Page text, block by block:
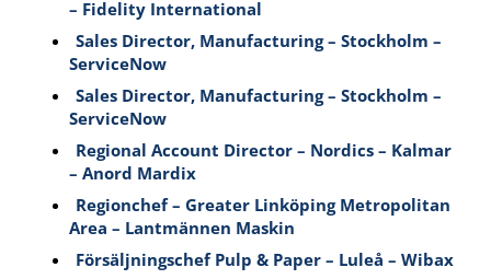
– Fidelity International
Sales Director, Manufacturing – Stockholm –
ServiceNow
Sales Director, Manufacturing – Stockholm –
ServiceNow
Regional Account Director – Nordics – Kalmar
– Anord Mardix
Regionchef – Greater Linköping Metropolitan
Area – Lantmännen Maskin
Försäljningschef Pulp & Paper – Luleå – Wibax